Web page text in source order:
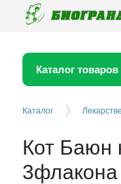
Каталог товаров
Каталог
Кот Баюн